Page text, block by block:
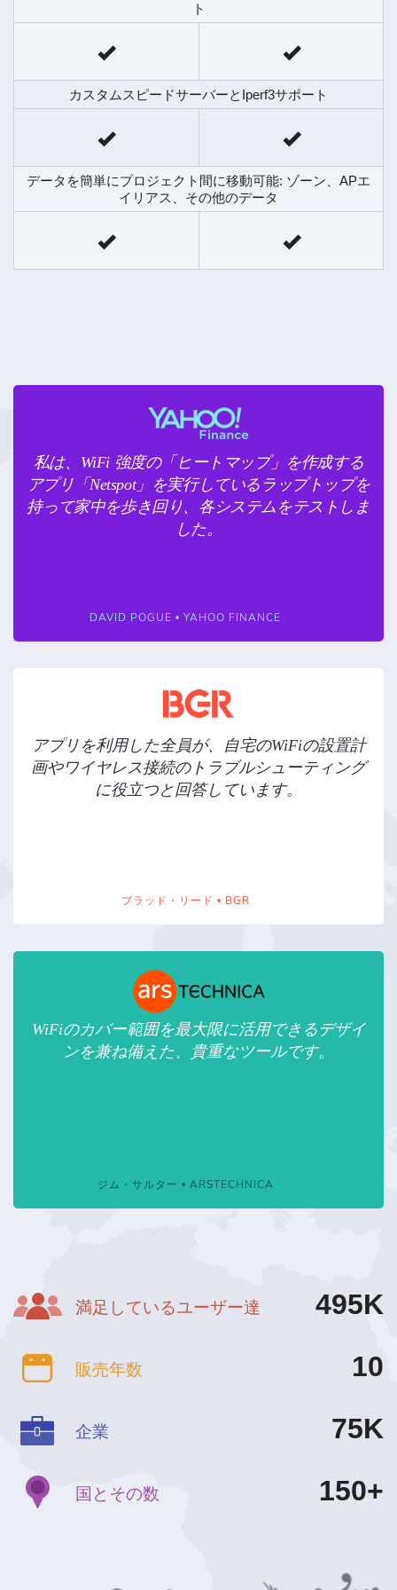
ト
カスタムスピードサーバーとIperf3サポート
データを簡単にプロジェクト間に移動可能: ゾーン、APエ
イリアス、その他のデータ
私は、WiFi 強度の「ヒートマップ」を作成する
アプリ「Netspot」を実行しているラップトップを
持って家中を歩き回り、各システムをテストしま
した。
DAVID POGUE • YAHOO FINANCE
アプリを利用した全員が、自宅のWiFiの設置計
画やワイヤレス接続のトラブルシューティング
に役立つと回答しています。
ブラッド・リード • BGR
WiFiのカバー範囲を最大限に活用できるデザイ
ンを兼ね備えた、貴重なツールです。
ジム・サルター • ARSTECHNICA
満足しているユーザー達 499K
販売年数 10
企業 75K
国とその数 150+